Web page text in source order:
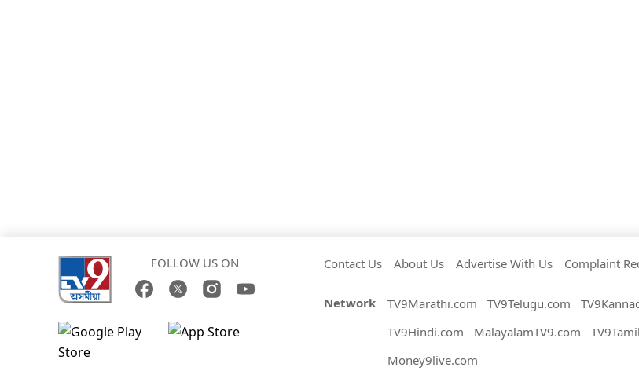
FOLLOW US ON Contact Us About Us Advertise With Us Complaint
Network TV9Marathi.com TV9Telugu.com
TV9Hindi.com
MalayalamTV9.com
Money9live.com